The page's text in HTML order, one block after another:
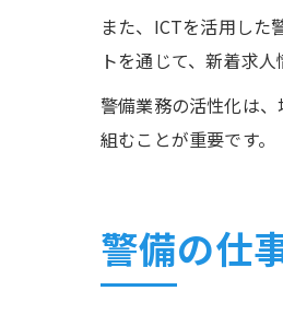
また、ICTを活用した
トを通じて、新着求
警備業務の活性化は
組むことが重要です。
警備の仕